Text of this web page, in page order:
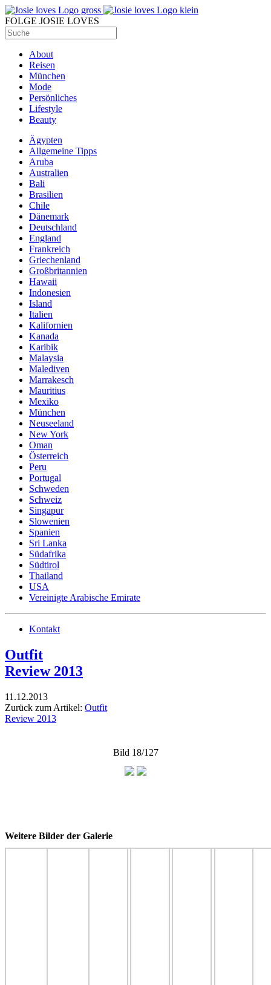
FOLGE JOSIE LOVES
About
Reisen
München
Mode
Persönliches
Lifestyle
Beauty
Ägypten
Allgemeine Tipps
Aruba
Australien
Bali
Brasilien
Chile
Dänemark
Deutschland
England
Frankreich
Griechenland
Großbritannien
Hawaii
Indonesien
Island
Italien
Kalifornien
Kanada
Karibik
Malaysia
Malediven
Marrakesch
Mauritius
Mexiko
München
Neuseeland
New York
Oman
Österreich
Peru
Portugal
Schweden
Schweiz
Singapur
Slowenien
Spanien
Sri Lanka
Südafrika
Südtirol
Thailand
USA
Vereinigte Arabische Emirate
Kontakt
Outfit
Review 2013
11.12.2013
Zurück zum Artikel: Outfit
Review 2013
Bild 18/127
Weitere Bilder der Galerie